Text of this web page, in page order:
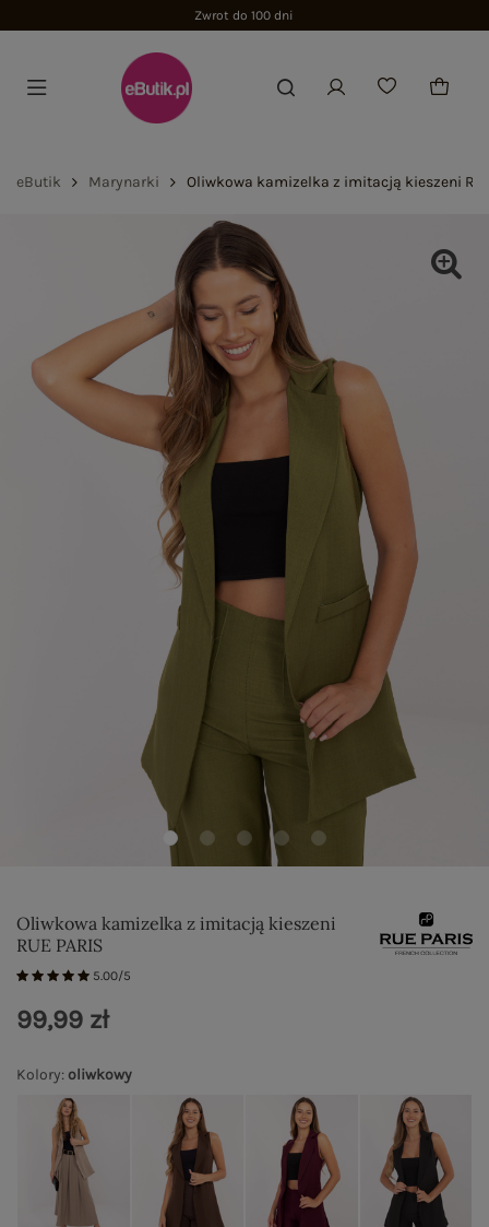
Zwrot do 100 dni
eButik Marynarki Oliwkowa kamizelka z imitacją kieszeni
Oliwkowa kamizelka z imitacją kieszeni
RUE PARIS
5.00/5
Kolory: oliwkowy
99,99 zł